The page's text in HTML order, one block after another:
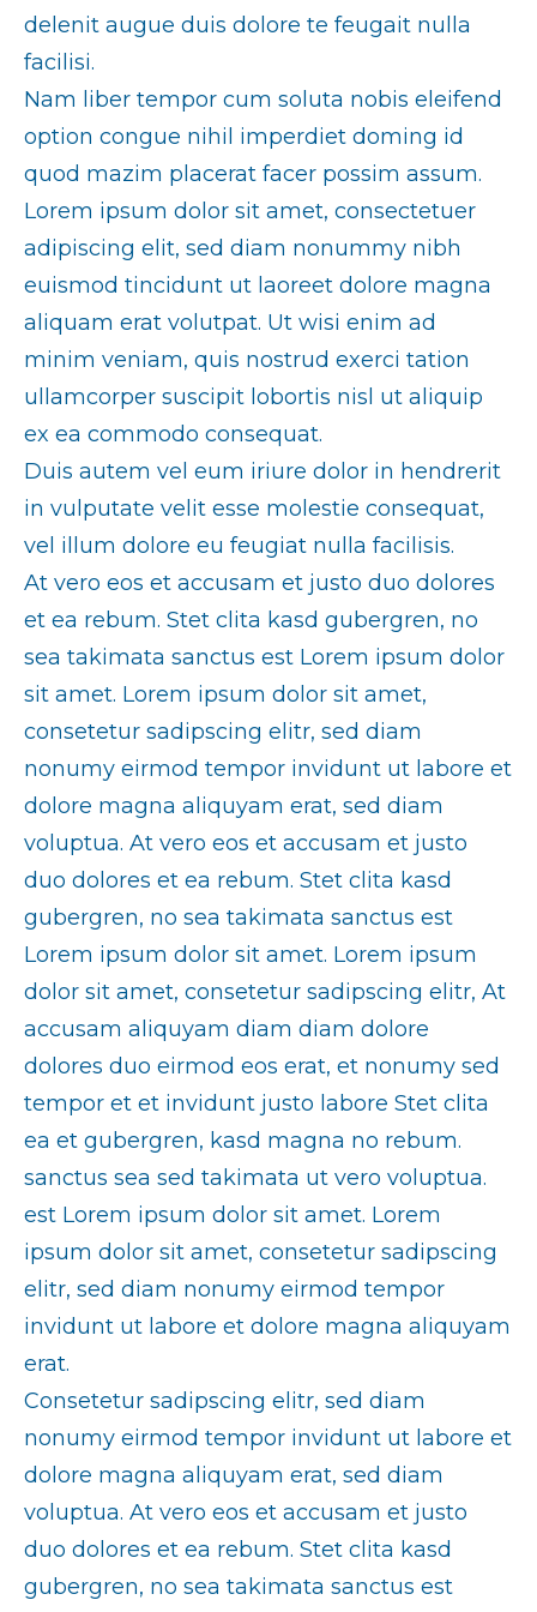
delenit augue duis dolore te feugait nulla
facilisi.
Nam liber tempor cum soluta nobis eleifend
option congue nihil imperdiet doming id
quod mazim placerat facer possim assum.
Lorem ipsum dolor sit amet, consectetuer
adipiscing elit, sed diam nonummy nibh
euismod tincidunt ut laoreet dolore magna
aliquam erat volutpat. Ut wisi enim ad
minim veniam, quis nostrud exerci tation
ullamcorper suscipit lobortis nisl ut aliquip
ex ea commodo consequat.
Duis autem vel eum iriure dolor in hendrerit
in vulputate velit esse molestie consequat,
vel illum dolore eu feugiat nulla facilisis.
At vero eos et accusam et justo duo dolores
et ea rebum. Stet clita kasd gubergren, no
sea takimata sanctus est Lorem ipsum dolor
sit amet. Lorem ipsum dolor sit amet,
consetetur sadipscing elitr, sed diam
nonumy eirmod tempor invidunt ut labore et
dolore magna aliquyam erat, sed diam
voluptua. At vero eos et accusam et justo
duo dolores et ea rebum. Stet clita kasd
gubergren, no sea takimata sanctus est
Lorem ipsum dolor sit amet. Lorem ipsum
dolor sit amet, consetetur sadipscing elitr, At
accusam aliquyam diam diam dolore
dolores duo eirmod eos erat, et nonumy sed
tempor et et invidunt justo labore Stet clita
ea et gubergren, kasd magna no rebum.
sanctus sea sed takimata ut vero voluptua.
est Lorem ipsum dolor sit amet. Lorem
ipsum dolor sit amet, consetetur sadipscing
elitr, sed diam nonumy eirmod tempor
invidunt ut labore et dolore magna aliquyam
erat.
Consetetur sadipscing elitr, sed diam
nonumy eirmod tempor invidunt ut labore et
dolore magna aliquyam erat, sed diam
voluptua. At vero eos et accusam et justo
duo dolores et ea rebum. Stet clita kasd
gubergren, no sea takimata sanctus est